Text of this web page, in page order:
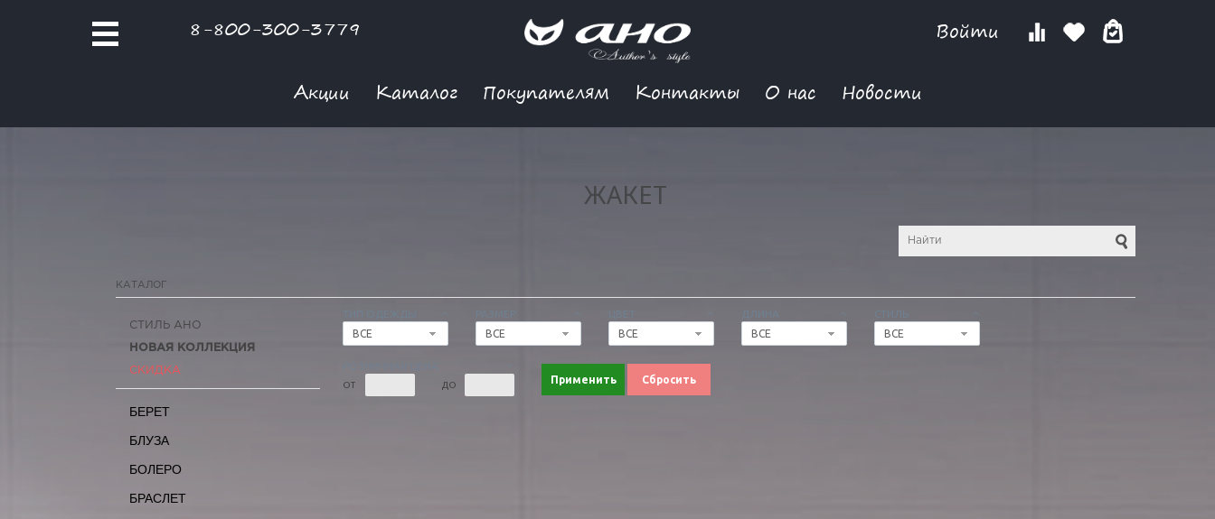
8-800-300-3779 Войти
Акции Каталог Покупателям Контакты О нас Новости
ЖАКЕТ
КАТАЛОГ
ВСЕ
ВСЕ
ВСЕ
ВСЕ
СТИЛЬ
ВСЕ
ОТ ДО Применить Сбросить
СТИЛЬ АНО
НОВАЯ КОЛЛЕКЦИЯ
СКИДКА
БЕРЕТ
БЛУЗА
БОЛЕРО
БРАСЛЕТ